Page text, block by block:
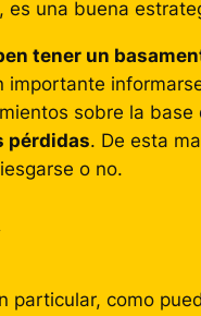
es una buena
tener un
sobre la
pérdidas. De esta
o no.
como